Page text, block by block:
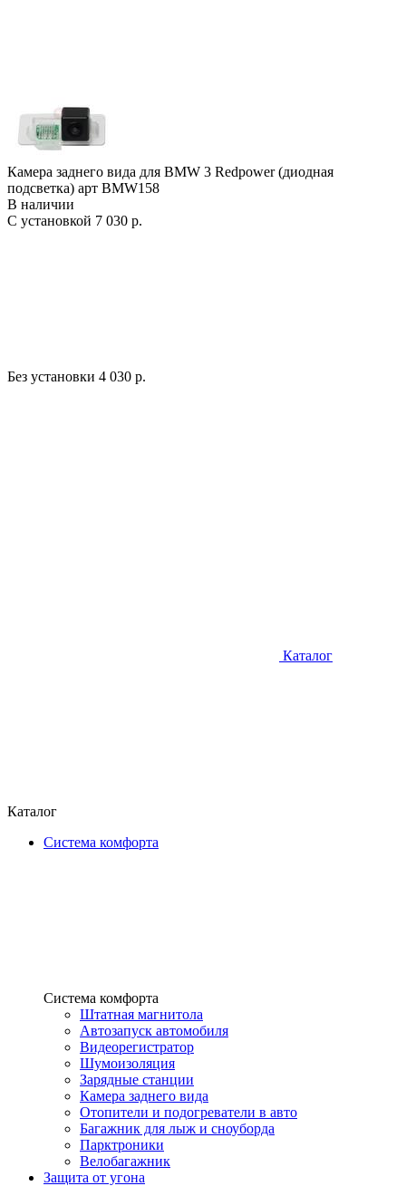
Камера заднего вида для BMW 3 Redpower (диодная
подсветка) арт BMW158
В наличии
С установкой 7 030 р.
Без установки 4 030 р.
Каталог
Каталог
Система комфорта
Система комфорта
Штатная магнитола
Автозапуск автомобиля
Видеорегистратор
Шумоизоляция
Зарядные станции
Камера заднего вида
Отопители и подогреватели в авто
Багажник для лыж и сноуборда
Парктроники
Велобагажник
Защита от угона